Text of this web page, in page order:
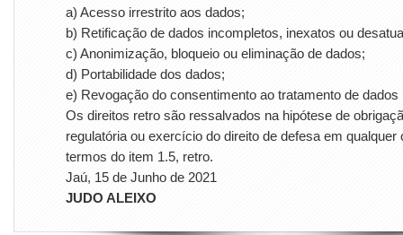
a) Acesso irrestrito aos dados;
b) Retificação de dados incompletos, inexatos ou
c) Anonimização, bloqueio ou eliminação de dados;
d) Portabilidade dos dados;
e) Revogação do consentimento ao tratamento de dados
Os direitos retro são ressalvados na hipótese de
regulatória ou exercício do direito de defesa em qualquer
termos do item 1.5, retro.
Jaú, 15 de Junho de 2021
JUDO ALEIXO